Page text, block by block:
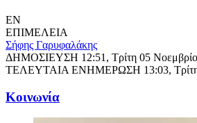
EN
ΕΠΙΜΕΛΕΙΑ
Σήφης Γαρυφαλάκης
ΔΗΜΟΣΙΕΥΣΗ 12:51, Τρίτη 05
ΤΕΛΕΥΤΑΙΑ ΕΝΗΜΕΡΩΣΗ 13:03,
Κοινωνία